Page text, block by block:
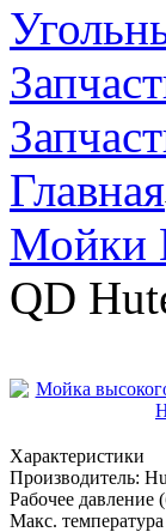
Главная
Мойки
QD
Характеристики
Производитель:
Рабочее давление
Макс.